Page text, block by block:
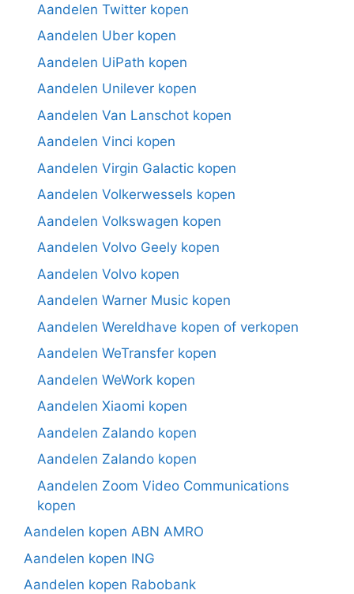
Aandelen Twitter kopen
Aandelen Uber kopen
Aandelen UiPath kopen
Aandelen Unilever kopen
Aandelen Van Lanschot kopen
Aandelen Vinci kopen
Aandelen Virgin Galactic kopen
Aandelen Volkerwessels kopen
Aandelen Volkswagen kopen
Aandelen Volvo Geely kopen
Aandelen Volvo kopen
Aandelen Warner Music kopen
Aandelen Wereldhave kopen of verkopen
Aandelen WeTransfer kopen
Aandelen WeWork kopen
Aandelen Xiaomi kopen
Aandelen Zalando kopen
Aandelen Zalando kopen
Aandelen Zoom Video Communications
kopen
Aandelen kopen ABN AMRO
Aandelen kopen ING
Aandelen kopen Rabobank